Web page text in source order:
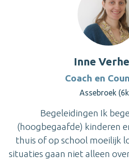
Inne
Coach en
Assebroek
Begeleidingen Ik
(hoogbegaafde) kinderen
thuis of op school moeilijk
situaties gaan niet alleen